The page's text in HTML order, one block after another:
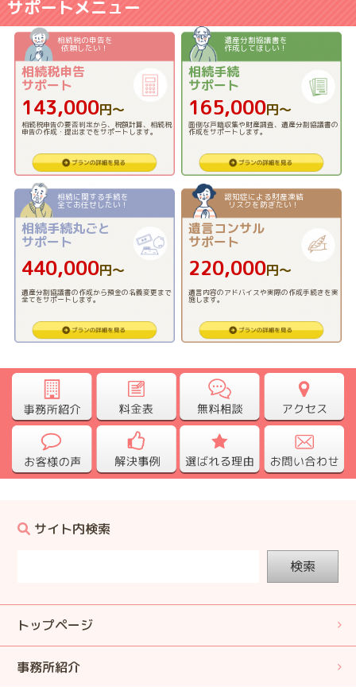
サポートメニュー
相続税の申告を
依頼したい！
相続税申告
サポート
143,000円〜
相続税申告の要否判定から、税額計算、相続税
申告の作成・提出までをサポートします。
遺産分割協議書を
作成してほしい！
相続手続
サポート
165,000円〜
面倒な戸籍収集や財産調査、遺産分割協議書の
作成をサポートします。
相続に関する手続を
全てお任せしたい！
相続手続丸ごと
サポート
440,000円〜
遺産分割協議書の作成から預金の名義変更まで
全てをサポートします。
認知症による財産凍結
リスクを防ぎたい！
遺言コンサル
サポート
220,000円〜
遺言内容のアドバイスや実際の作成手続きを実
施します。
サイト内検索
検索
トップページ
事務所紹介